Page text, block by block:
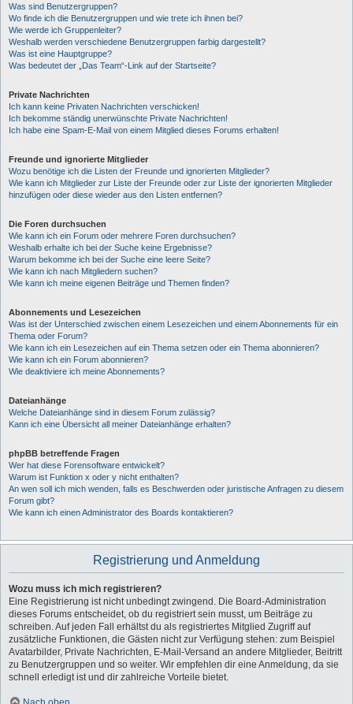
Was sind Benutzergruppen?
Wo finde ich die Benutzergruppen und wie trete ich ihnen bei?
Wie werde ich Gruppenleiter?
Weshalb werden verschiedene Benutzergruppen farbig dargestellt?
Was ist eine Hauptgruppe?
Was bedeutet der „Das Team“-Link auf der Startseite?
Private Nachrichten
Ich kann keine Privaten Nachrichten verschicken!
Ich bekomme ständig unerwünschte Private Nachrichten!
Ich habe eine Spam-E-Mail von einem Mitglied dieses Forums erhalten!
Freunde und ignorierte Mitglieder
Wozu benötige ich die Listen der Freunde und ignorierten Mitglieder?
Wie kann ich Mitglieder zur Liste der Freunde oder zur Liste der ignorierten Mitglieder
hinzufügen oder diese wieder aus den Listen entfernen?
Die Foren durchsuchen
Wie kann ich ein Forum oder mehrere Foren durchsuchen?
Weshalb erhalte ich bei der Suche keine Ergebnisse?
Warum bekomme ich bei der Suche eine leere Seite?
Wie kann ich nach Mitgliedern suchen?
Wie kann ich meine eigenen Beiträge und Themen finden?
Abonnements und Lesezeichen
Was ist der Unterschied zwischen einem Lesezeichen und einem Abonnements für ein
Thema oder Forum?
Wie kann ich ein Lesezeichen auf ein Thema setzen oder ein Thema abonnieren?
Wie kann ich ein Forum abonnieren?
Wie deaktiviere ich meine Abonnements?
Dateianhänge
Welche Dateianhänge sind in diesem Forum zulässig?
Kann ich eine Übersicht all meiner Dateianhänge erhalten?
phpBB betreffende Fragen
Wer hat diese Forensoftware entwickelt?
Warum ist Funktion x oder y nicht enthalten?
An wen soll ich mich wenden, falls es Beschwerden oder juristische Anfragen zu diesem
Forum gibt?
Wie kann ich einen Administrator des Boards kontaktieren?
Registrierung und Anmeldung
Wozu muss ich mich registrieren?
Eine Registrierung ist nicht unbedingt zwingend. Die Board-Administration
dieses Forums entscheidet, ob du registriert sein musst, um Beiträge zu
schreiben. Auf jeden Fall erhältst du als registriertes Mitglied Zugriff auf
zusätzliche Funktionen, die Gästen nicht zur Verfügung stehen: zum Beispiel
Avatarbilder, Private Nachrichten, E-Mail-Versand an andere Mitglieder, Beitritt
zu Benutzergruppen und so weiter. Wir empfehlen dir eine Anmeldung, da sie
schnell erledigt ist und dir zahlreiche Vorteile bietet.